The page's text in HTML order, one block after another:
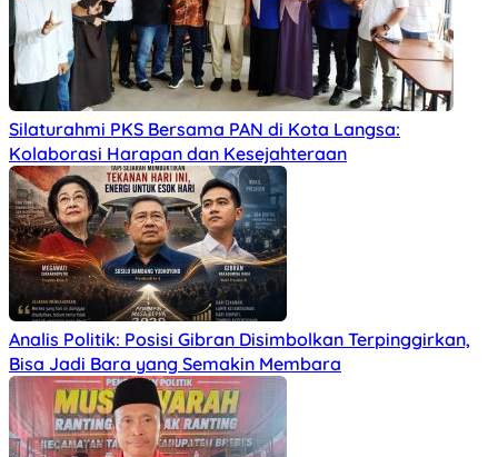
Silaturahmi PKS Bersama PAN di Kota Langsa:
Kolaborasi Harapan dan Kesejahteraan
Analis Politik: Posisi Gibran Disimbolkan Terpinggirkan,
Bisa Jadi Bara yang Semakin Membara